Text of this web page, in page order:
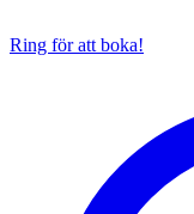
Ring för att boka!